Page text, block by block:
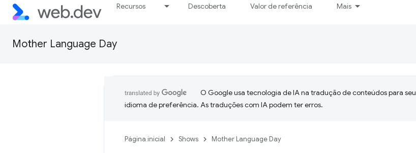
Recursos Descoberta Valor de referência Mais
Mother Language Day
O Google usa tecnologia de IA na tradução de conteúdos para seu
idioma de preferência. As traduções com IA podem ter erros.
Página inicial Shows Mother Language Day